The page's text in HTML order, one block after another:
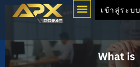
Menuเข้าสู่ระบบ